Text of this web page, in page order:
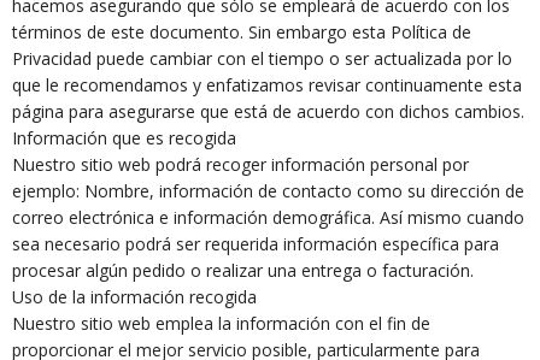
hacemos asegurando que sólo se empleará de acuerdo con los
términos de este documento. Sin embargo esta Política de
Privacidad puede cambiar con el tiempo o ser actualizada por lo
que le recomendamos y enfatizamos revisar continuamente esta
página para asegurarse que está de acuerdo con dichos cambios.
Información que es recogida
Nuestro sitio web podrá recoger información personal por
ejemplo: Nombre, información de contacto como su dirección de
correo electrónica e información demográfica. Así mismo cuando
sea necesario podrá ser requerida información específica para
procesar algún pedido o realizar una entrega o facturación.
Uso de la información recogida
Nuestro sitio web emplea la información con el fin de
proporcionar el mejor servicio posible, particularmente para